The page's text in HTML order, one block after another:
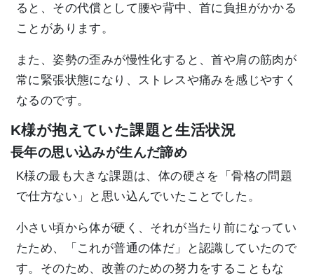
ると、その代償として腰や背中、首に負担がかかる
ことがあります。
また、姿勢の歪みが慢性化すると、首や肩の筋肉が
常に緊張状態になり、ストレスや痛みを感じやすく
なるのです。
K様が抱えていた課題と生活状況
長年の思い込みが生んだ諦め
K様の最も大きな課題は、体の硬さを「骨格の問題
で仕方ない」と思い込んでいたことでした。
小さい頃から体が硬く、それが当たり前になってい
たため、「これが普通の体だ」と認識していたので
す。そのため、改善のための努力をすることもな